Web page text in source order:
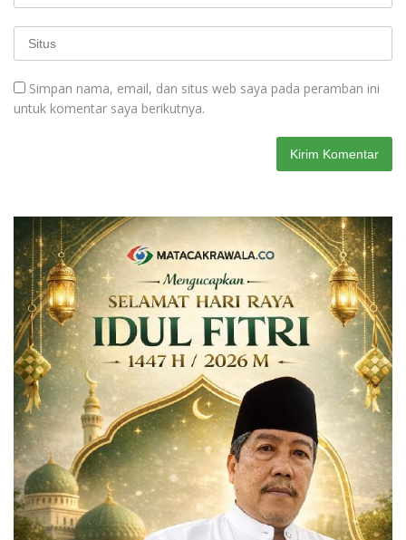
Simpan nama, email, dan situs web saya pada peramban ini
untuk komentar saya berikutnya.